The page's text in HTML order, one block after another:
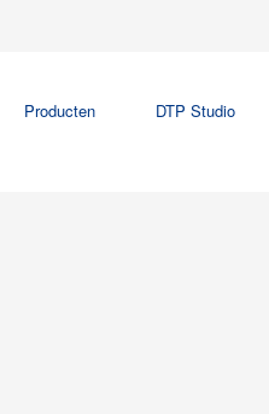
Producten DTP Studio